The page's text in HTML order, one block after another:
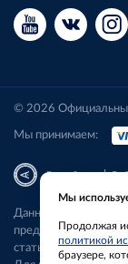
© 2026
Мы принимаем:
Разработка|
Данный сайт носит
представленные
статьей 437 ГК РФ.
Мы
Продолжая
политикой
браузере,